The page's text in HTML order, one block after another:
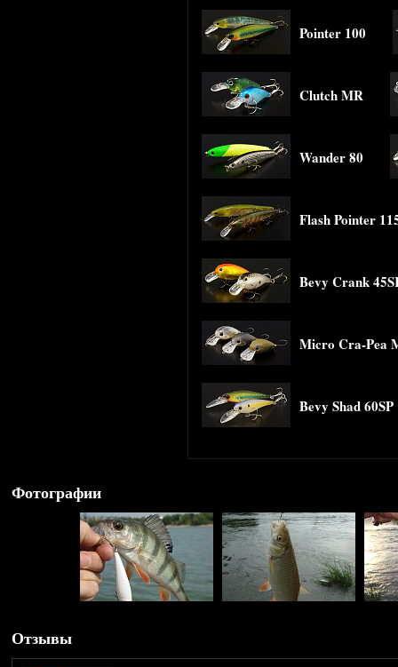
Pointer 100
Clutch MR
Wander 80
Flash Pointer
Bevy Crank
Micro Cra-Pea
Bevy Shad 60SP
Фотографии
Отзывы